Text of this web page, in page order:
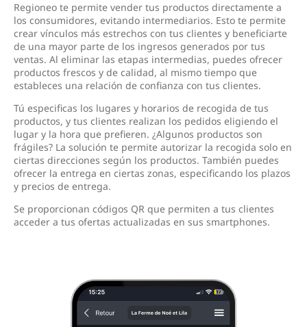
Regioneo te permite vender tus productos directamente a
los consumidores, evitando intermediarios. Esto te permite
crear vínculos más estrechos con tus clientes y beneficiarte
de una mayor parte de los ingresos generados por tus
ventas. Al eliminar las etapas intermedias, puedes ofrecer
productos frescos y de calidad, al mismo tiempo que
estableces una relación de confianza con tus clientes.
Tú especificas los lugares y horarios de recogida de tus
productos, y tus clientes realizan los pedidos eligiendo el
lugar y la hora que prefieren. ¿Algunos productos son
frágiles? La solución te permite autorizar la recogida solo en
ciertas direcciones según los productos. También puedes
ofrecer la entrega en ciertas zonas, especificando los plazos
y precios de entrega.
Se proporcionan códigos QR que permiten a tus clientes
acceder a tus ofertas actualizadas en sus smartphones.